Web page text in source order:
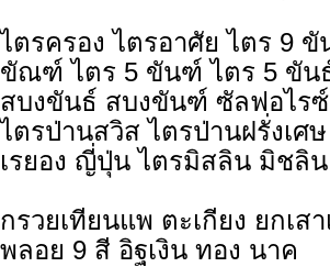
ไตรครอง ไตรอาศัย ไตร 9 ขั
ขัณฑ์ ไตร 5 ขันฑ์ ไตร 5 ขัน
สบงขันธ์ สบงขันฑ์ ซัลฟอไรซ์
ไตรป่านสวิส ไตรป่านฝรั่งเศ
เรยอง ญี่ปุ่น ไตรมิสลิน มิชลิน
กรวยเทียนแพ ตะเกียง ยกเส
พลอย 9 สี อิฐเงิน ทอง นาค